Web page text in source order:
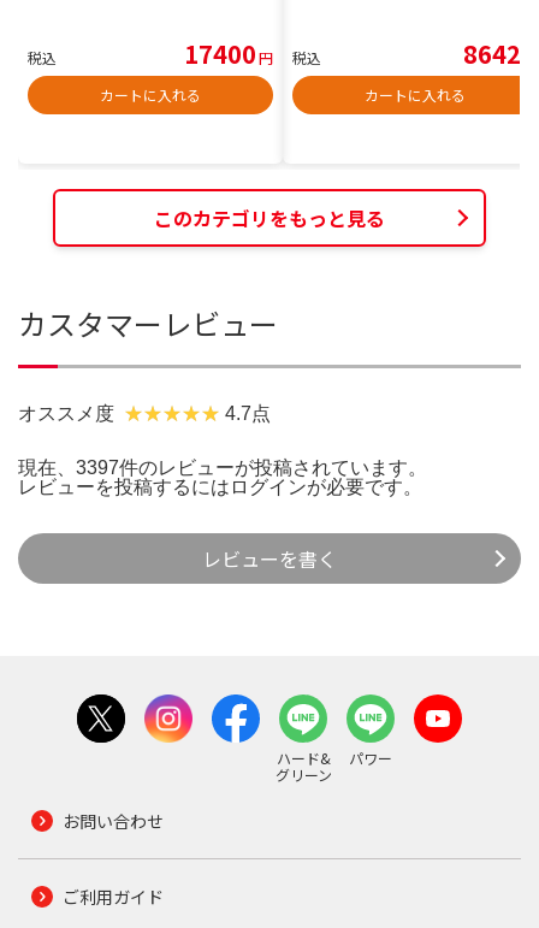
税込 17400円
カートに入れる
税込 8642
カートに入れる
このカテゴリをもっと見る
カスタマーレビュー
オススメ度 4.7点
現在、3397件のレビューが投稿されています。
レビューを投稿するには ログインが必要です。
レビューを書く
ハード&
グリーン
パワー
お問い合わせ
ご利用ガイド